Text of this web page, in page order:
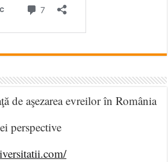
de aşezarea evreilor în România
perspective